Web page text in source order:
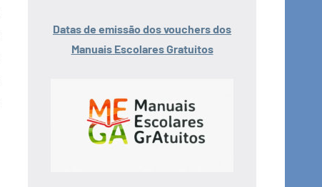
Datas de emissão dos vouchers dos
Manuais Escolares Gratuitos